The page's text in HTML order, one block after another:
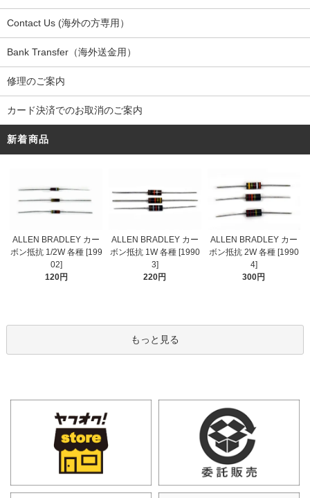
Contact Us (海外の方専用）
Bank Transfer（海外送金用）
修理のご案内
カード決済でのお取消のご案内
新着商品
ALLEN BRADLEY カー
ボン抵抗 1/2W 各種 [199
02]
120円
ALLEN BRADLEY カー
ボン抵抗 1W 各種 [1990
3]
220円
ALLEN BRADLEY カー
ボン抵抗 2W 各種 [1990
4]
300円
もっと見る